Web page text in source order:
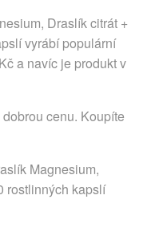
Draslík citrát +
vyrábí populární
a navíc je produkt v
cenu. Koupíte
Magnesium,
rostlinných kapslí